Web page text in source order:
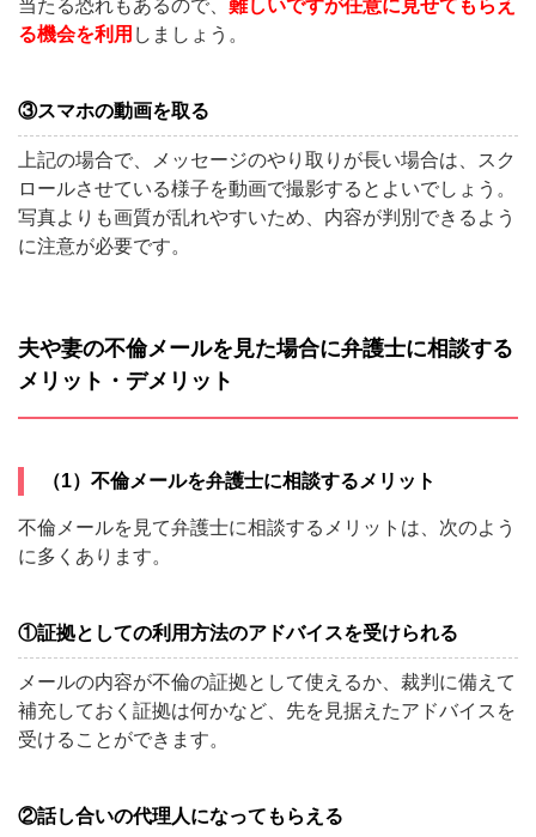
当たる恐れもあるので、 難しいですが任意に見せてもらえ
る機会を利用 しましょう。
③スマホの動画を取る
上記の場合で、メッセージのやり取りが長い場合は、スク
ロールさせている様子を動画で撮影するとよいでしょう。
写真よりも画質が乱れやすいため、内容が判別できるよう
に注意が必要です。
夫や妻の不倫メールを見た場合に弁護士に相談する
メリット・デメリット
（1）不倫メールを弁護士に相談するメリット
不倫メールを見て弁護士に相談するメリットは、次のよう
に多くあります。
①証拠としての利用方法のアドバイスを受けられる
メールの内容が不倫の証拠として使えるか、裁判に備えて
補充しておく証拠は何かなど、先を見据えたアドバイスを
受けることができます。
②話し合いの代理人になってもらえる